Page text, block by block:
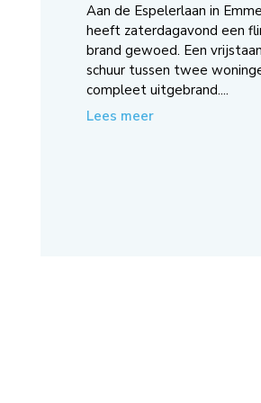
Aan de Espelerlaan in
heeft zaterdagavond een
brand gewoed. Een
schuur tussen twee
compleet uitgebrand....
Lees meer